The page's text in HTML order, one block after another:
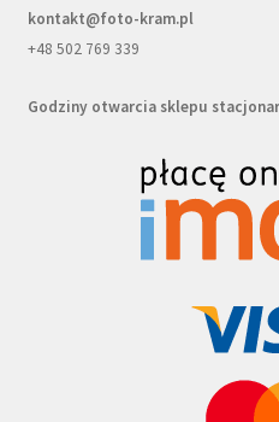
kontakt@foto-kram.pl
+48 502 769 339
Godziny otwarcia sklepu